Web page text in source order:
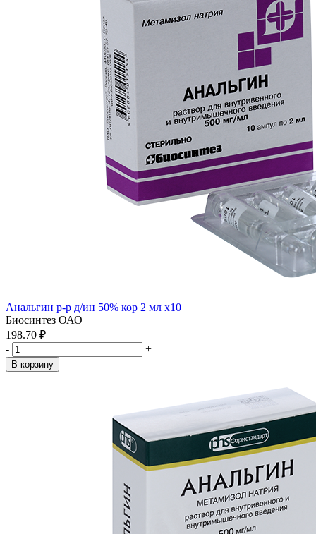
Анальгин р-р д/ин 50% кор 2 мл x10
Биосинтез ОАО
198.70 ₽
-
+
В корзину